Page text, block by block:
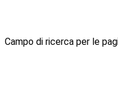
Campo di ricerca per le